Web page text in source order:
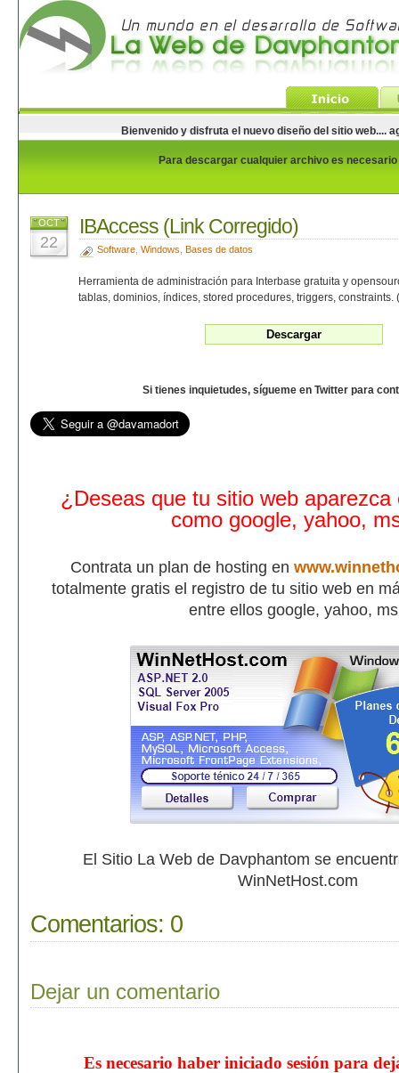
Bienvenido y disfruta el nuevo diseño del sitio web....
Para descargar cualquier archivo es
OCT
22
IBAccess (Link Corregido)
Software, Windows Bases de datos
Herramienta de administración para Interbase gratuita y
tablas, dominios, índices, stored procedures, triggers, constraints.
Si tienes inquietudes, sígueme en Twitter para
¿Deseas que tu sitio web aparezca
como google, yahoo,
Contrata un plan de hosting en
totalmente gratis el registro de tu sitio web en
entre ellos google, yahoo,
El Sitio La Web de Davphantom se
WinNetHost.com
Comentarios: 0
Dejar un comentario
Es necesario haber iniciado sesión para